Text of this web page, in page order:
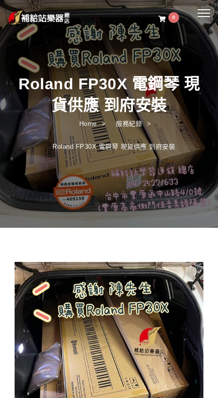
0
Roland FP30X 電鋼琴 現
貨供應 到府安裝
Home 服務紀錄
Roland FP30X 電鋼琴 現貨供應 到府安裝